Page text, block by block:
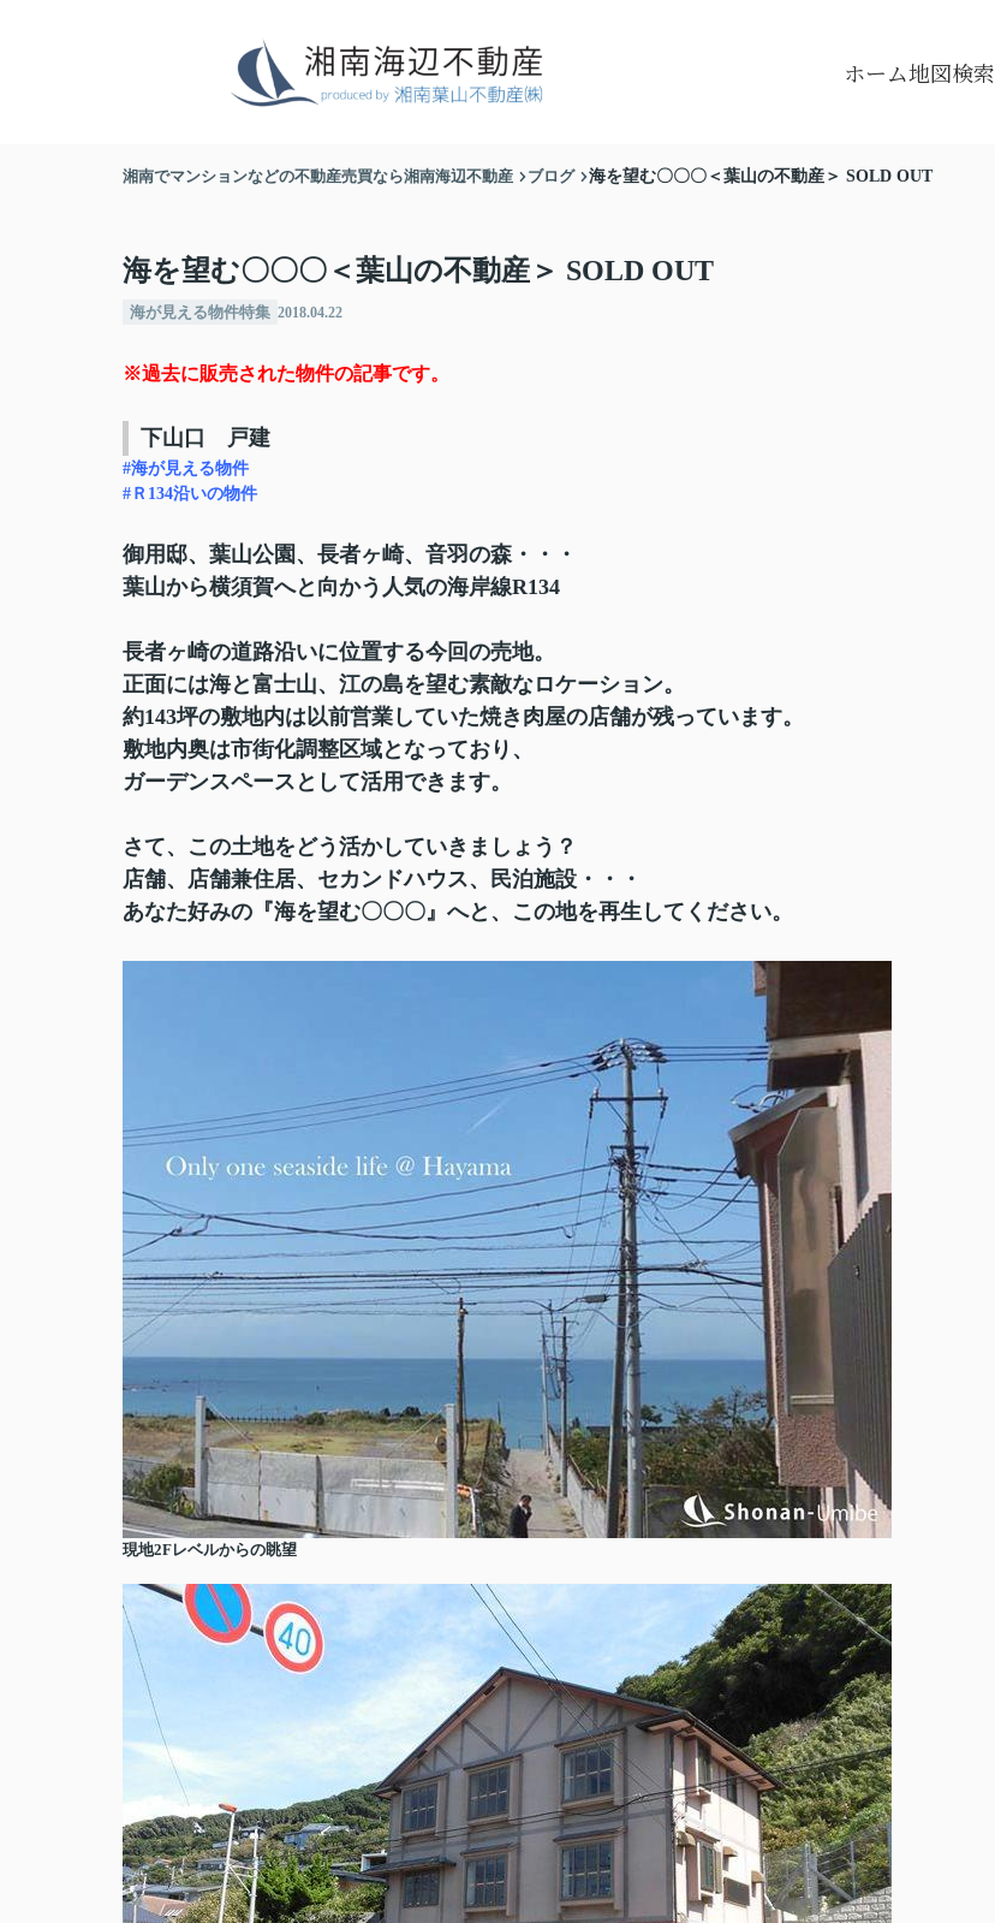
ホーム地図検索
湘南でマンションなどの不動産売買なら湘南海辺不動産 ブログ 海を望む〇〇〇＜葉山の不動産＞ SOLD OUT
海を望む〇〇〇＜葉山の不動産＞ SOLD OUT
海が見える物件特集 2018.04.22
※過去に販売された物件の記事です。
下山口 戸建
#海が見える物件
#Ｒ134沿いの物件
御用邸、葉山公園、長者ヶ崎、音羽の森・・・
葉山から横須賀へと向かう人気の海岸線R134
長者ヶ崎の道路沿いに位置する今回の売地。
正面には海と富士山、江の島を望む素敵なロケーション。
約143坪の敷地内は以前営業していた焼き肉屋の店舗が残っています。
敷地内奥は市街化調整区域となっており、
ガーデンスペースとして活用できます。
さて、この土地をどう活かしていきましょう？
店舗、店舗兼住居、セカンドハウス、民泊施設・・・
あなた好みの『海を望む〇〇〇』へと、この地を再生してください。
現地2Fレベルからの眺望